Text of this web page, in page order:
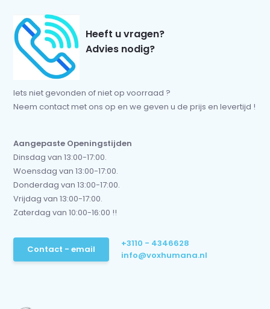
Heeft u vragen?
Advies nodig?
Iets niet gevonden of niet op voorraad ?
Neem contact met ons op en we geven u de prijs en levertijd !
Aangepaste Openingstijden
Dinsdag van 13:00-17:00.
Woensdag van 13:00-17:00.
Donderdag van 13:00-17:00.
Vrijdag van 13:00-17:00.
Zaterdag van 10:00-16:00 !!
Contact - email
+3110 - 4346628
info@voxhumana.nl